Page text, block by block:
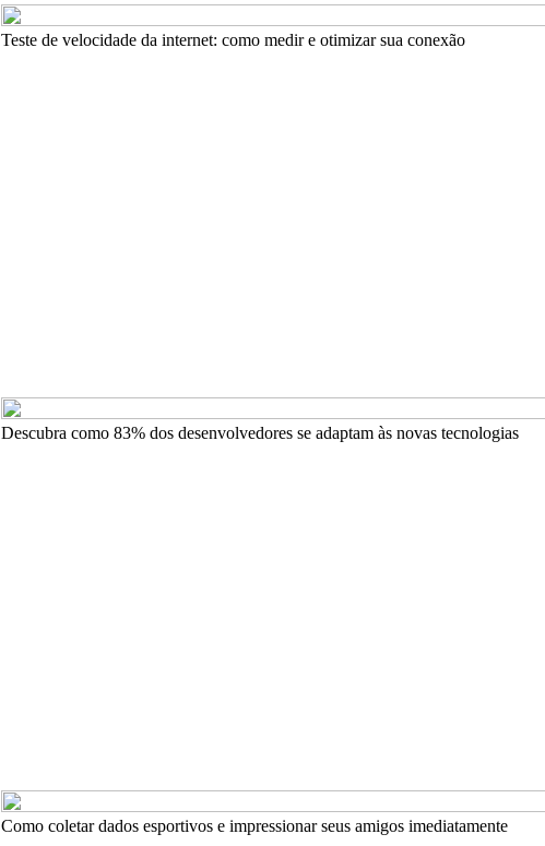
Teste de velocidade da internet: como medir e otimizar sua conexão
Descubra como 83% dos desenvolvedores se adaptam às novas tecnologias
Como coletar dados esportivos e impressionar seus amigos imediatamente